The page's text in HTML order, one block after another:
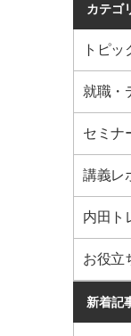
カテゴ
トピッ
就職・
セミナ
講義レ
内田ト
お役立
新着記